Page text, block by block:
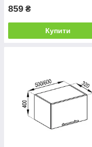
859 ₴
Купити